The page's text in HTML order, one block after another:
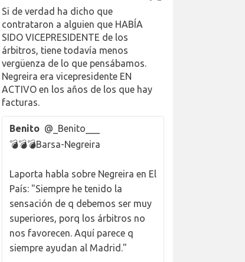
Si de verdad ha dicho que
contrataron a alguien que HABÍA
SIDO VICEPRESIDENTE de los
árbitros, tiene todavía menos
vergüenza de lo que pensábamos.
Negreira era vicepresidente EN
ACTIVO en los años de los que hay
facturas.
Benito @_Benito___
💣💣💣Barsa-Negreira
Laporta habla sobre Negreira en El
País: "Siempre he tenido la
sensación de q debemos ser muy
superiores, porq los árbitros no
nos favorecen. Aquí parece q
siempre ayudan al Madrid."